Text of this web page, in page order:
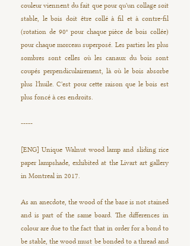
couleur viennent du fait que pour qu'un collage soit
stable, le bois doit être collé à fil et à contre-fil
(rotation de 90° pour chaque pièce de bois collée)
pour chaque morceau superposé. Les parties les plus
sombres sont celles où les canaux du bois sont
coupés perpendiculairement, là où le bois absorbe
plus l'huile. C'est pour cette raison que le bois est
plus foncé à ces endroits.
-----
[ENG] Unique Walnut wood lamp and sliding rice
paper lampshade, exhibited at the Livart art gallery
in Montreal in 2017.
As an anecdote, the wood of the base is not stained
and is part of the same board. The differences in
colour are due to the fact that in order for a bond to
be stable, the wood must be bonded to a thread and